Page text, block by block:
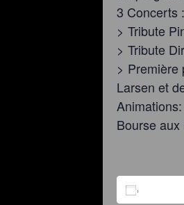
3 Concerts :
> Tribute
> Tribute
> Première
Larsen et
Animations:
Bourse